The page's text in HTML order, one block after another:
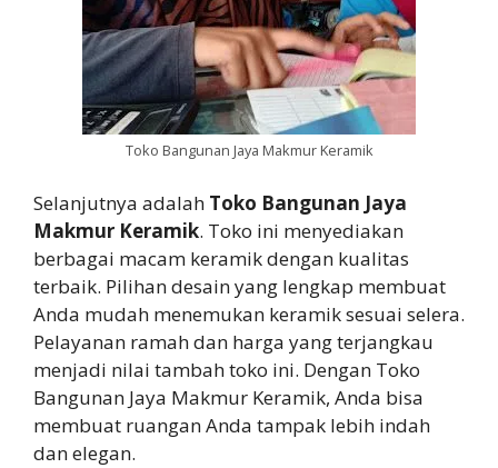
Toko Bangunan Jaya Makmur Keramik
Selanjutnya adalah Toko Bangunan Jaya
Makmur Keramik. Toko ini menyediakan
berbagai macam keramik dengan kualitas
terbaik. Pilihan desain yang lengkap membuat
Anda mudah menemukan keramik sesuai selera.
Pelayanan ramah dan harga yang terjangkau
menjadi nilai tambah toko ini. Dengan Toko
Bangunan Jaya Makmur Keramik, Anda bisa
membuat ruangan Anda tampak lebih indah
dan elegan.